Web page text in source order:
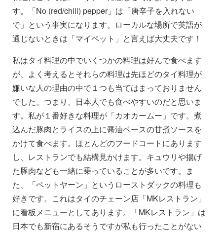
す。「No (red/chili) pepper」は「唐辛子を入れない
で」という事実になります。ローカルな場所で英語が
通じないときは「マイペット」と言えば大丈夫です！
私はタイ料理の中でいくつかの料理は好んで食べます
が、よく考えるとそれらの料理は先ほどのタイ料理が
嫌いな人の理由の中で１つも当てはまっておりません
でした。つまり、日本人でも食べやすいのだと思いま
す。私が１番好きな料理が「カオカームー」です。煮
込んだ豚肉とライスの上に醤油ベースの甘煮ソースを
かけて食べます。ほとんどのフードコートにあります
し、レストランでも結構見かけます。キュウリや揚げ
た豚肉なども一緒に乗っていることが多いです。ま
た、「ペットヤーン」というローストダックの料理も
好きです。これはタイのチェーン店「MKレストラン」
に看板メニューとしてあります。「MKレストラン」は
日本でも新宿にあるそうですが私も行ったことがない